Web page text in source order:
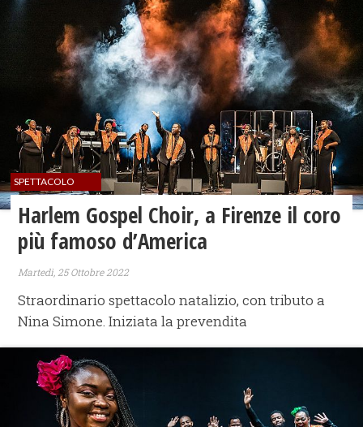
SPETTACOLO
​Harlem Gospel Choir, a Firenze il coro
più famoso d’America
Martedì, 25 Ottobre 2022
Straordinario spettacolo natalizio, con tributo a
Nina Simone. Iniziata la prevendita